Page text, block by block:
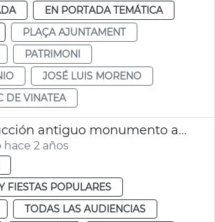
EN PORTADA TEMÁTICA
PLAÇA AJUNTAMENT
PATRIMONI
JOSÉ LUIS MORENO
DE VINATEA
Reconstrucción antiguo monumento a Sorolla
2 años
FIESTAS POPULARES
TODAS LAS AUDIENCIAS